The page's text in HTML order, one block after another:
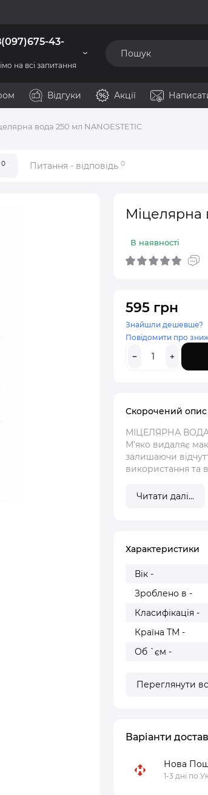
43-
на всі запитання
Відгуки Акції
вода 250 мл NANOESTETIC
0 Питання - відповідь 0
Міцелярна
В наявності
595 грн
Знайшли дешевше?
Повідомити про
Скорочений опис
МІЦЕЛЯРНА
М’яко видаляє
залишаючи
використання та
Читати далі...
Характеристики
Вік -
Зроблено в -
Класифікація -
Країна ТМ -
Об `єм -
Переглянути
Варіанти
Нова
1-3 дні по